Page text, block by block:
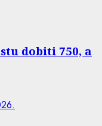
dobiti 750, a